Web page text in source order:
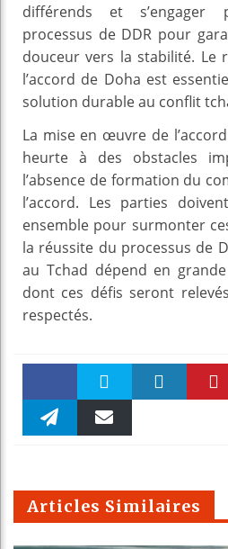
différends et s’engager
processus de DDR pour
douceur vers la stabilité. Le
l’accord de Doha est
solution durable au conflit
La mise en œuvre de
heurte à des obstacles
l’absence de formation du
l’accord. Les parties
ensemble pour surmonter
la réussite du processus de
au Tchad dépend en
dont ces défis seront
respectés.
Faceboo Twitter
m
Articles Similaires